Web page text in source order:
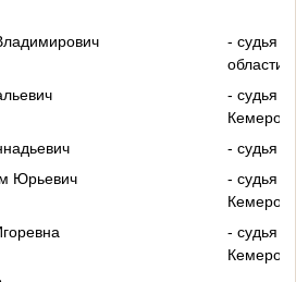
- судья
области;
- судья
- судья
Юрьевич
- судья
- судья